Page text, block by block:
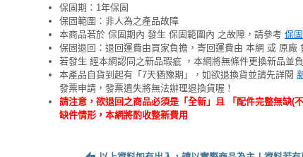
保固期：1年保固
保固範圍：非人為之產品故障
本商品若於 保固期內 發生 保固範圍內 之故障，請參考 保
保固退回：退回運費由買家負擔，寄回運費由 本網 或 原廠
若發生 經本網認同之新品瑕疵 ，本網將無條件更換新品並
本產品自貨到起有「7天猶豫期」，如欲退換貨並請先詳閱
發票申請，發票遺失將無法辦理退換貨喔！
請注意，欲退回之商品必須是「全新」且 「配件完整無缺(
缺件情形，本網將酌收整新費用